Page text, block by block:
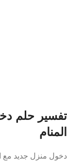
تفسير حلم
المنام
دخول منزل جديد مع